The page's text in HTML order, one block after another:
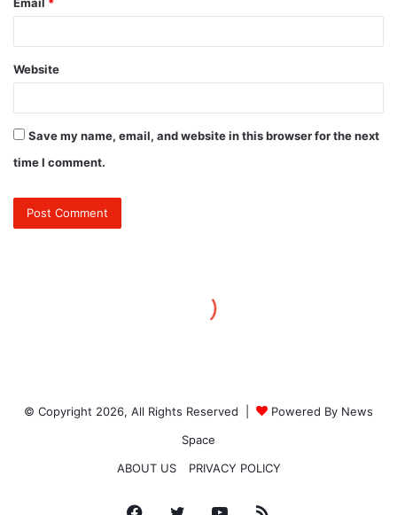
© Copyright 2026, All Rights Reserved |
Powered By News
Space
ABOUT US
PRIVACY POLICY
Facebook
TwitterYouTube
RSS